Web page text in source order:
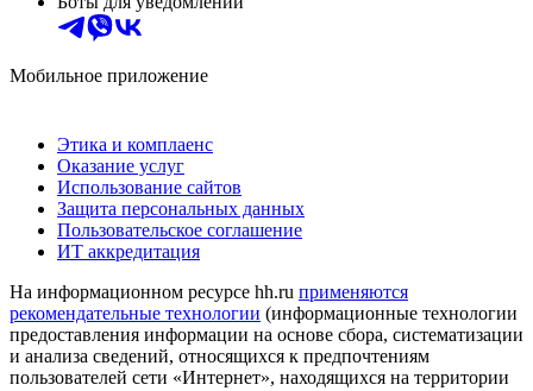
Мобильное приложение
Этика и комплаенс
Оказание услуг
Использование сайтов
Защита персональных данных
Пользовательское соглашение
ИТ аккредитация
На информационном ресурсе hh.ru применяются
рекомендательные технологии (информационные технологии
предоставления информации на основе сбора, систематизации
и анализа сведений, относящихся к предпочтениям
пользователей сети «Интернет», находящихся на территории